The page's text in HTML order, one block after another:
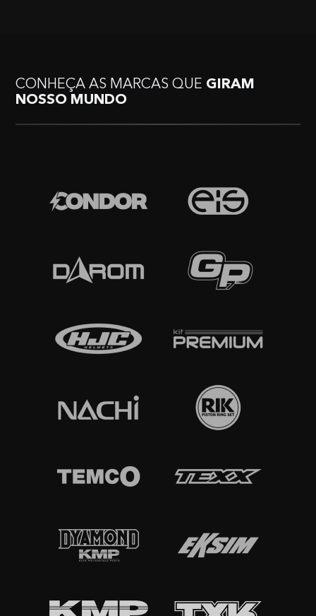
CONHEÇA AS MARCAS QUE GIRAM
NOSSO MUNDO